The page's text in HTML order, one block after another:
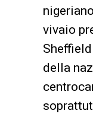
vivaio
della